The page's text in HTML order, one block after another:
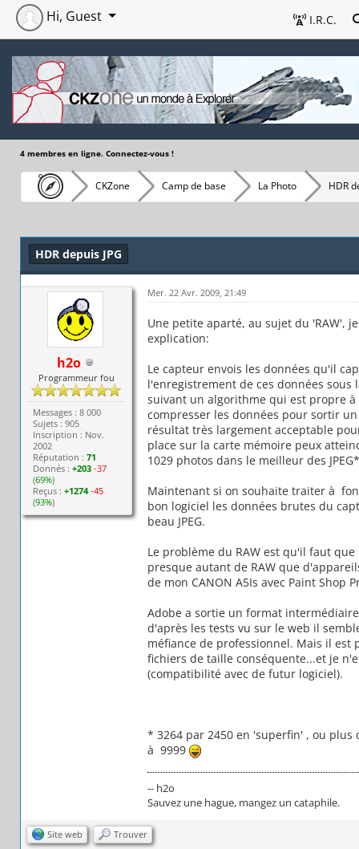
I.R.C.
Hi, Guest
4 membres en ligne. Connectez-vous !
CKZone Camp de base La Photo HDR
HDR depuis JPG
h2o
Programmeur fou
Messages : 8 000
Sujets : 905
Inscription : Nov.
2002
Réputation :71
Donnés :+203 -37
(69%)
Reçus :+1274 -45
(93%)
Mer. 22 Avr. 2009, 21:49
Une petite aparté, au sujet du 'RAW',
explication:
Le capteur envois les données qu'il
l'enregistrement de ces données sous
suivant un algorithme qui est propre
compresser les données pour sortir un
résultat très largement acceptable
place sur la carte mémoire peux
1029 photos dans le meilleur des
Maintenant si on souhaite traiter à
bon logiciel les données brutes du
beau JPEG.
Le problème du RAW est qu'il faut
presque autant de RAW que
de mon CANON A5Is avec Paint Shop
Adobe a sortie un format
d'après les tests vu sur le web il
méfiance de professionnel. Mais il est
fichiers de taille conséquente...et je
(compatibilité avec de futur logiciel).
* 3264 par 2450 en 'superfin' , ou
à 9999
-- h2o
Sauvez une hague, mangez un cataphile.
Site web Trouver